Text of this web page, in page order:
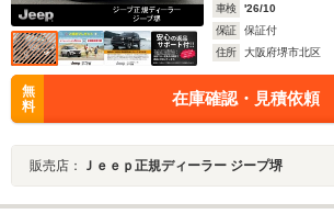
車検
'26/10
保証
保証付
住所
大阪府堺市北区
無
料
在庫確認・見積依頼
販売店： Ｊｅｅｐ正規ディーラー ジープ堺